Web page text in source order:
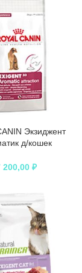
Экзиджент
д/кошек
200,00 ₽